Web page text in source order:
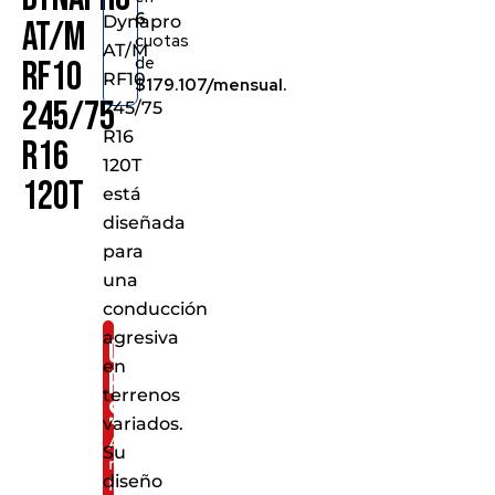
AT/M
RF10
245/75
R16
120T
Consíguelo
por
solo:
Al
realizar
la
6
cuotas
de
$179.107/mensual.
Dynapro
AT/M
RF10
245/75
R16
120T
está
diseñada
para
una
conducción
agresiva
en
terrenos
variados.
Su
diseño